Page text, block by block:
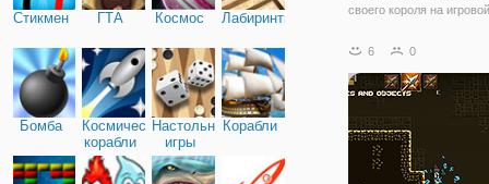
Стикмен ГТА Космос Лабиринты
Бомба
Космические
корабли
Настольные
игры
Корабли
своего короля на игровой
будет помочь отважному
подземелье, населенное
монстрами. В начале
6 0